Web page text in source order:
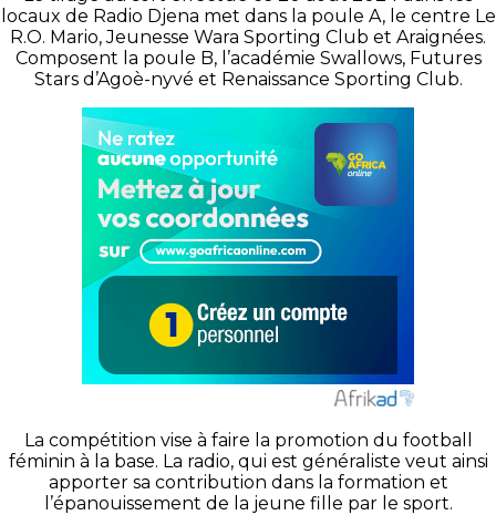
locaux de Radio Djena met dans la poule A, le centre Le
R.O. Mario, Jeunesse Wara Sporting Club et Araignées.
Composent la poule B, l’académie Swallows, Futures
Stars d’Agoè-nyvé et Renaissance Sporting Club.
La compétition vise à faire la promotion du football
féminin à la base. La radio, qui est généraliste veut ainsi
apporter sa contribution dans la formation et
l’épanouissement de la jeune fille par le sport.